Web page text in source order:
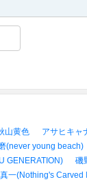
山黄色
アサヒキャ
(never young beach)
GENERATION)
磯
一(Nothing's Carved